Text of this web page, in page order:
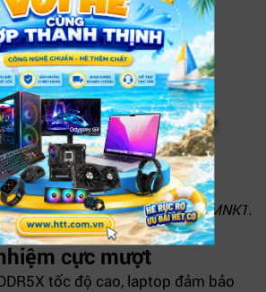
nét trên Dell Inspiron 14 5441 5MNK1.
– SSD 512GB: tốc độ
cực mượt
tốc độ cao, laptop đảm bảo